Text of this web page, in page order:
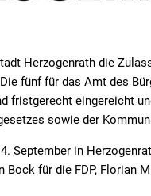
Herzogenrath die
fünf für das Amt des
fristgerecht eingereicht
sowie der
September in
für die FDP, Florian